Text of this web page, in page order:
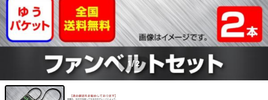
1/2